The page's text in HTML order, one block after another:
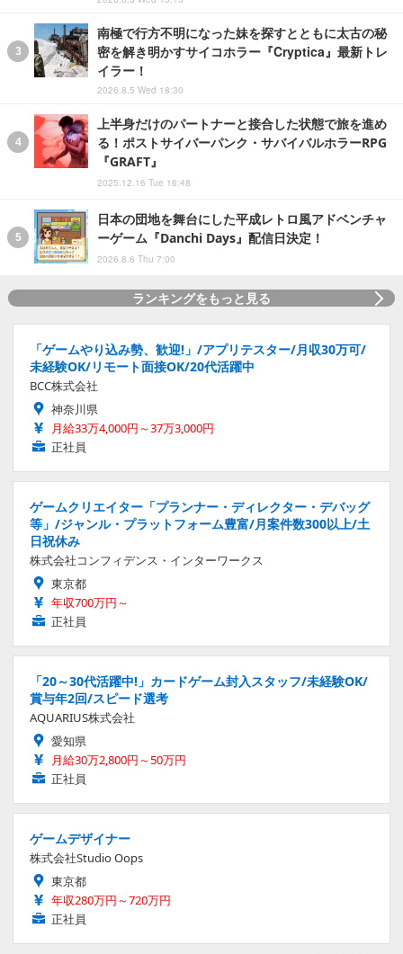
南極で行方不明になった妹を探すとともに太古の秘
密を解き明かすサイコホラー『Cryptica』最新トレ
イラー！
2026.8.5 Wed 18:30
上半身だけのパートナーと接合した状態で旅を進め
る！ポストサイバーパンク・サバイバルホラーRPG
『GRAFT』
2025.12.16 Tue 16:48
日本の団地を舞台にした平成レトロ風アドベンチャ
ーゲーム『Danchi Days』配信日決定！
2026.8.6 Thu 7:00
ランキングをもっと見る
「ゲームやり込み勢、歓迎!」/アプリテスター/月収30万可/
未経験OK/リモート面接OK/20代活躍中
BCC株式会社
神奈川県
月給33万4,000円～37万3,000円
正社員
ゲームクリエイター「プランナー・ディレクター・デバッグ
等」/ジャンル・プラットフォーム豊富/月案件数300以上/土
日祝休み
株式会社コンフィデンス・インターワークス
東京都
年収700万円～
正社員
「20～30代活躍中!」カードゲーム封入スタッフ/未経験OK/
賞与年2回/スピード選考
AQUARIUS株式会社
愛知県
月給30万2,800円～50万円
正社員
ゲームデザイナー
株式会社Studio Oops
東京都
年収280万円～720万円
正社員